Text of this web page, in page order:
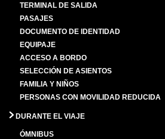
TERMINAL DE SALIDA
PASAJES
DOCUMENTO DE IDENTIDAD
EQUIPAJE
ACCESO A BORDO
SELECCIÓN DE ASIENTOS
FAMILIA Y NIÑOS
PERSONAS CON MOVILIDAD REDUCIDA
DURANTE EL VIAJE
ÓMNIBUS